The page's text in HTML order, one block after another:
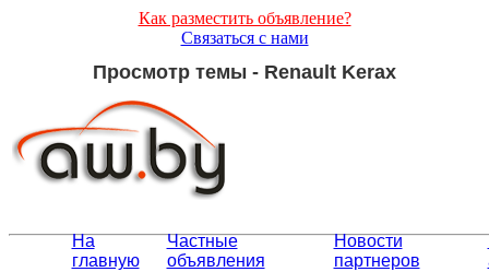
Как разместить объявление?
Связаться с нами
Просмотр темы - Renault Kerax
На
главную
Частные
объявления
Новости
партнеров